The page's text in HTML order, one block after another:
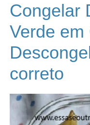
Congelar
Verde em
correto